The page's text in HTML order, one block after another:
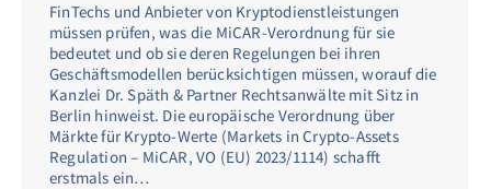
FinTechs und Anbieter von Kryptodienstleistungen
müssen prüfen, was die MiCAR-Verordnung für sie
bedeutet und ob sie deren Regelungen bei ihren
Geschäftsmodellen berücksichtigen müssen, worauf die
Kanzlei Dr. Späth & Partner Rechtsanwälte mit Sitz in
Berlin hinweist. Die europäische Verordnung über
Märkte für Krypto-Werte (Markets in Crypto-Assets
Regulation – MiCAR, VO (EU) 2023/1114) schafft
erstmals ein…